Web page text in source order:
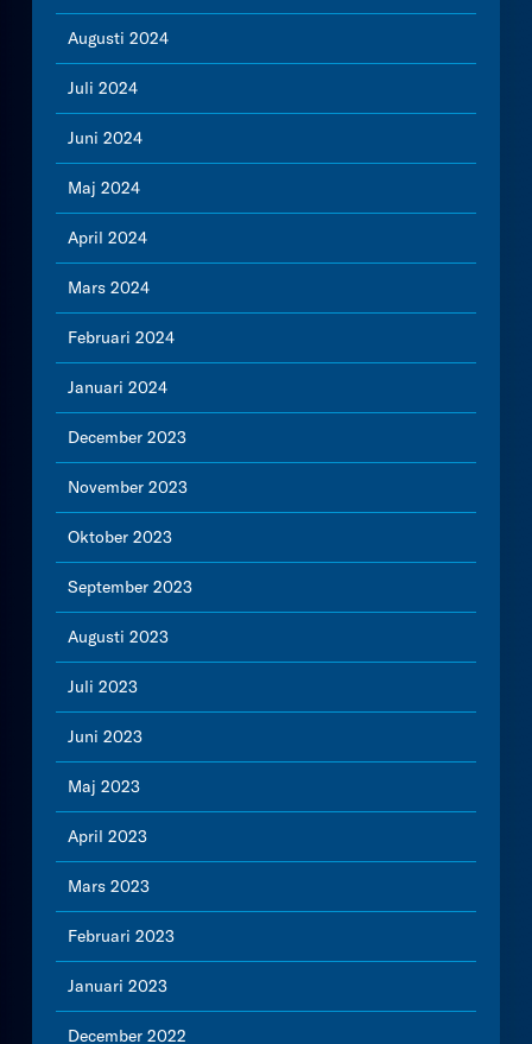
Augusti 2024
Juli 2024
Juni 2024
Maj 2024
April 2024
Mars 2024
Februari 2024
Januari 2024
December 2023
November 2023
Oktober 2023
September 2023
Augusti 2023
Juli 2023
Juni 2023
Maj 2023
April 2023
Mars 2023
Februari 2023
Januari 2023
December 2022